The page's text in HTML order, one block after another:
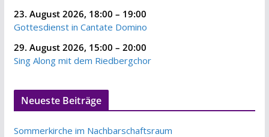
23. August 2026, 18:00 – 19:00
Gottesdienst in Cantate Domino
29. August 2026, 15:00 – 20:00
Sing Along mit dem Riedbergchor
Neueste Beiträge
Sommerkirche im Nachbarschaftsraum